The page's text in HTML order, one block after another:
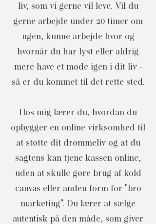
liv, som vi gerne vil leve. Vil du
gerne arbejde under 20 timer om
ugen, kunne arbejde hvor og
hvornår du har lyst eller aldrig
mere have et møde igen i dit liv -
så er du kommet til det rette sted.
Hos mig lærer du, hvordan du
opbygger en online virksomhed til
at støtte dit drømmeliv og at du
sagtens kan tjene kassen online,
uden at skulle gøre brug af kold
canvas eller anden form for "bro
marketing". Du lærer at sælge
autentisk på den måde, som giver